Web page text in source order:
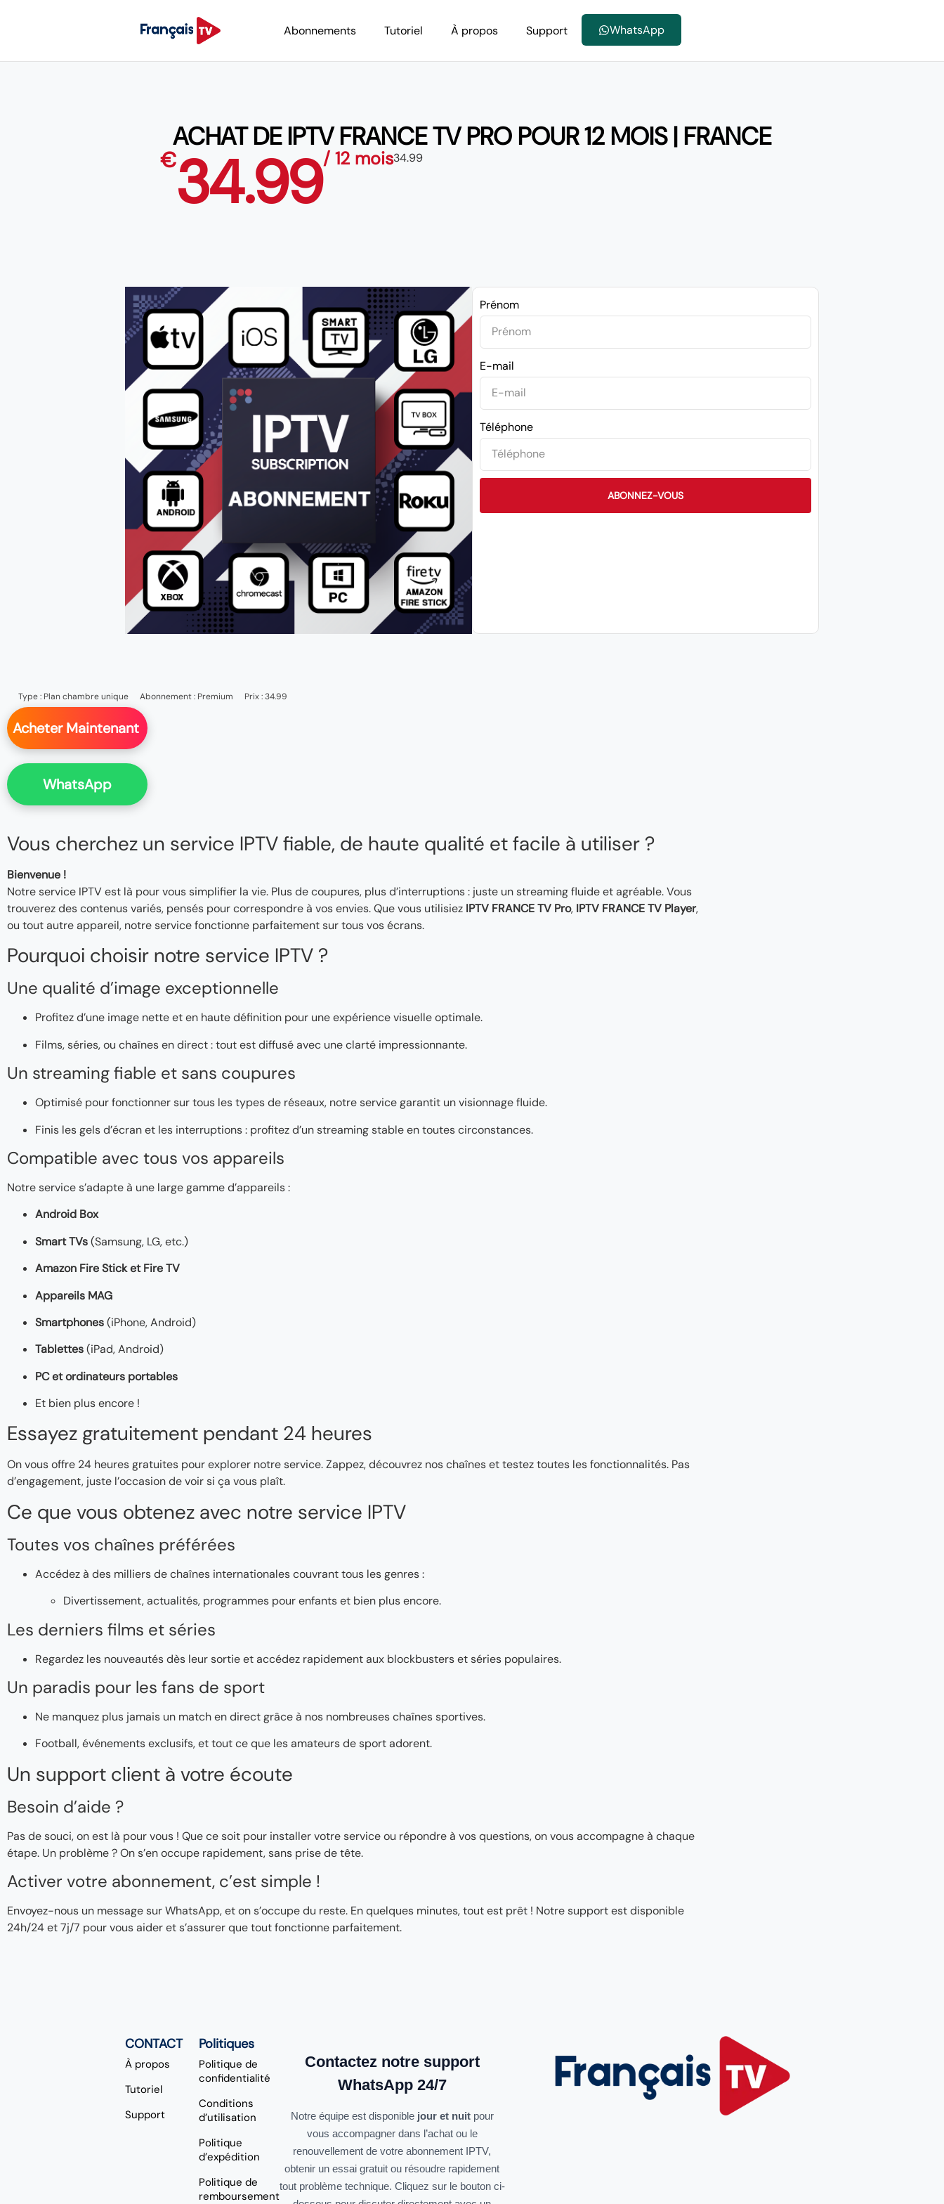
Abonnements Tutoriel À propos Support WhatsApp
ACHAT DE IPTV FRANCE TV PRO POUR 12 MOIS | FRANCE
€34.99/ 12 mois34.99
Prénom
E-mail
Téléphone
ABONNEZ-VOUS
Type : Plan chambre unique Abonnement : Premium Prix : 34.99
Acheter Maintenant
WhatsApp
Vous cherchez un service IPTV fiable, de haute qualité et facile à utiliser ?
Bienvenue !
Notre service IPTV est là pour vous simplifier la vie. Plus de coupures, plus d’interruptions : juste un streaming fluide et agréable. Vous
trouverez des contenus variés, pensés pour correspondre à vos envies. Que vous utilisiez IPTV FRANCE TV Pro, IPTV FRANCE TV Player,
ou tout autre appareil, notre service fonctionne parfaitement sur tous vos écrans.
Pourquoi choisir notre service IPTV ?
Une qualité d’image exceptionnelle
Profitez d’une image nette et en haute définition pour une expérience visuelle optimale.
Films, séries, ou chaînes en direct : tout est diffusé avec une clarté impressionnante.
Un streaming fiable et sans coupures
Optimisé pour fonctionner sur tous les types de réseaux, notre service garantit un visionnage fluide.
Finis les gels d’écran et les interruptions : profitez d’un streaming stable en toutes circonstances.
Compatible avec tous vos appareils
Notre service s’adapte à une large gamme d’appareils :
Android Box
Smart TVs(Samsung, LG, etc.)
Amazon Fire Stick et Fire TV
Appareils MAG
Smartphones(iPhone, Android)
Tablettes(iPad, Android)
PC et ordinateurs portables
Et bien plus encore !
Essayez gratuitement pendant 24 heures
On vous offre 24 heures gratuites pour explorer notre service. Zappez, découvrez nos chaînes et testez toutes les fonctionnalités. Pas
d’engagement, juste l’occasion de voir si ça vous plaît.
Ce que vous obtenez avec notre service IPTV
Toutes vos chaînes préférées
Accédez à des milliers de chaînes internationales couvrant tous les genres :
Divertissement, actualités, programmes pour enfants et bien plus encore.
Les derniers films et séries
Regardez les nouveautés dès leur sortie et accédez rapidement aux blockbusters et séries populaires.
Un paradis pour les fans de sport
Ne manquez plus jamais un match en direct grâce à nos nombreuses chaînes sportives.
Football, événements exclusifs, et tout ce que les amateurs de sport adorent.
Un support client à votre écoute
Besoin d’aide ?
Pas de souci, on est là pour vous ! Que ce soit pour installer votre service ou répondre à vos questions, on vous accompagne à chaque
étape. Un problème ? On s’en occupe rapidement, sans prise de tête.
Activer votre abonnement, c’est simple !
Envoyez-nous un message sur WhatsApp, et on s’occupe du reste. En quelques minutes, tout est prêt ! Notre support est disponible
24h/24 et 7j/7 pour vous aider et s’assurer que tout fonctionne parfaitement.
CONTACT
À propos
Tutoriel
Support
Politiques
Politique de
confidentialité
Conditions
d’utilisation
Politique
d’expédition
Politique de
remboursement
Contactez notre support
WhatsApp 24/7
Notre équipe est disponible jour et nuitpour
vous accompagner dans l’achat ou le
renouvellement de votre abonnement IPTV,
obtenir un essai gratuit ou résoudre rapidement
tout problème technique. Cliquez sur le bouton ci-